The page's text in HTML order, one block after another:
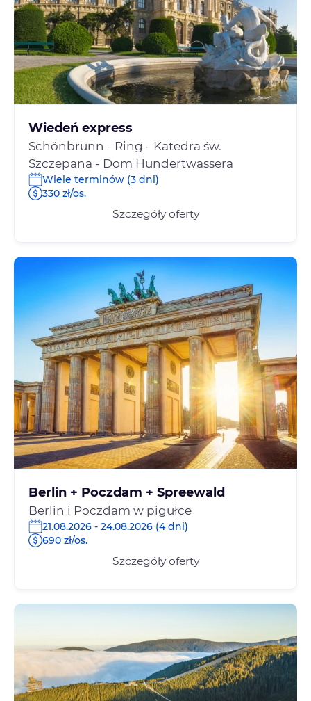
Wiedeń express
Schönbrunn - Ring - Katedra św.
Szczepana - Dom Hundertwassera
Wiele terminów (3 dni)
330 zł/os.
Szczegóły oferty
Berlin + Poczdam + Spreewald
Berlin i Poczdam w pigułce
21.08.2026 - 24.08.2026 (4 dni)
690 zł/os.
Szczegóły oferty